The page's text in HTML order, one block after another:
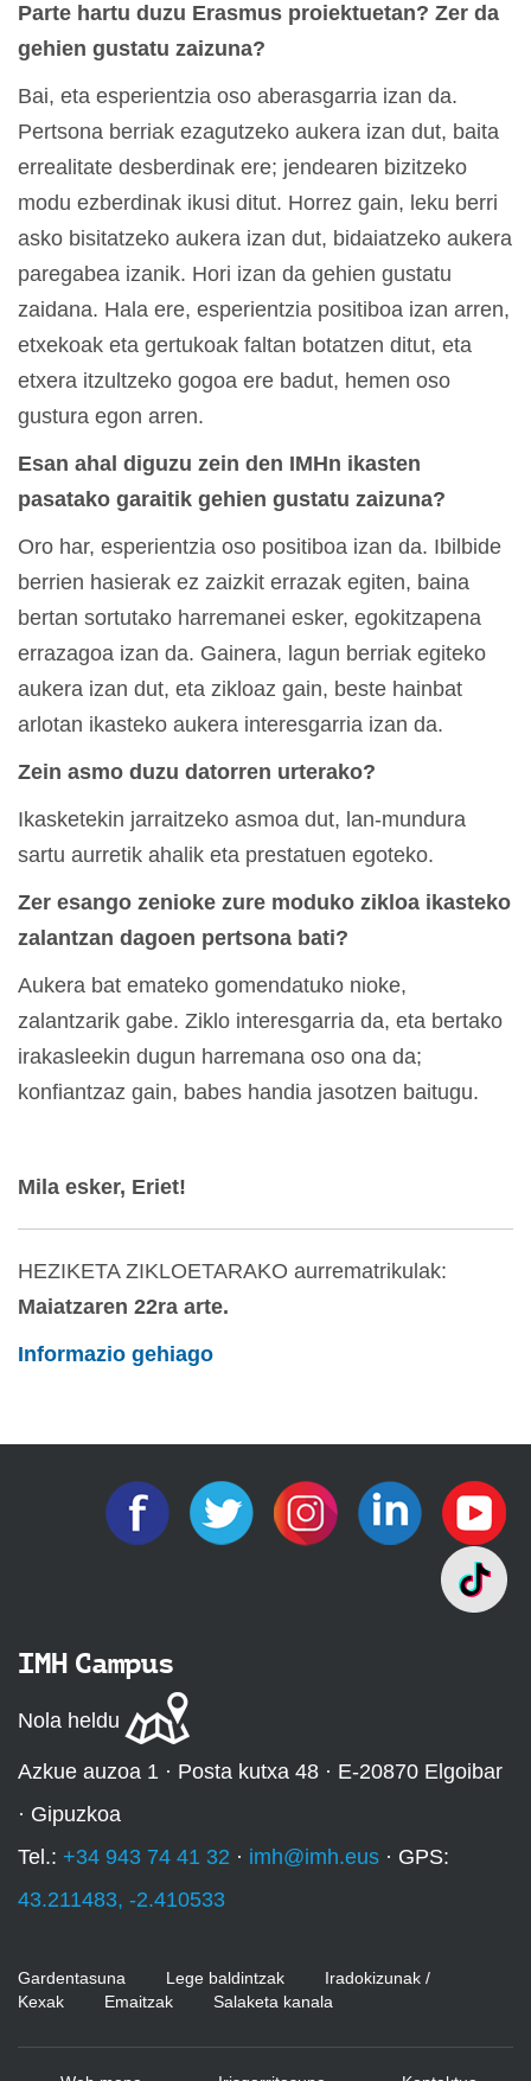
Parte hartu duzu Erasmus proiektuetan? Zer da
gehien gustatu zaizuna?
Bai, eta esperientzia oso aberasgarria izan da.
Pertsona berriak ezagutzeko aukera izan dut, baita
errealitate desberdinak ere; jendearen bizitzeko
modu ezberdinak ikusi ditut. Horrez gain, leku berri
asko bisitatzeko aukera izan dut, bidaiatzeko aukera
paregabea izanik. Hori izan da gehien gustatu
zaidana. Hala ere, esperientzia positiboa izan arren,
etxekoak eta gertukoak faltan botatzen ditut, eta
etxera itzultzeko gogoa ere badut, hemen oso
gustura egon arren.
Esan ahal diguzu zein den IMHn ikasten
pasatako garaitik gehien gustatu zaizuna?
Oro har, esperientzia oso positiboa izan da. Ibilbide
berrien hasierak ez zaizkit errazak egiten, baina
bertan sortutako harremanei esker, egokitzapena
errazagoa izan da. Gainera, lagun berriak egiteko
aukera izan dut, eta zikloaz gain, beste hainbat
arlotan ikasteko aukera interesgarria izan da.
Zein asmo duzu datorren urterako?
Ikasketekin jarraitzeko asmoa dut, lan-mundura
sartu aurretik ahalik eta prestatuen egoteko.
Zer esango zenioke zure moduko zikloa ikasteko
zalantzan dagoen pertsona bati?
Aukera bat emateko gomendatuko nioke,
zalantzarik gabe. Ziklo interesgarria da, eta bertako
irakasleekin dugun harremana oso ona da;
konfiantzaz gain, babes handia jasotzen baitugu.
Mila esker, Eriet!
HEZIKETA ZIKLOETARAKO aurrematrikulak:
Maiatzaren 22ra arte.
Informazio gehiago
IMH Campus
Nola heldu
Azkue auzoa 1 · Posta kutxa 48 · E-20870 Elgoibar
· Gipuzkoa
Tel.: +34 943 74 41 32 · imh@imh.eus · GPS:
43.211483, -2.410533
Gardentasuna Lege baldintzak
Iradokizunak /
Kexak
Emaitzak Salaketa kanala